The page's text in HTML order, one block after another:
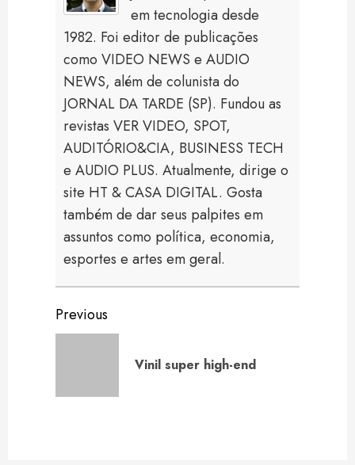
em tecnologia desde
1982. Foi editor de publicações
como VIDEO NEWS e AUDIO
NEWS, além de colunista do
JORNAL DA TARDE (SP). Fundou as
revistas VER VIDEO, SPOT,
AUDITÓRIO&CIA, BUSINESS TECH
e AUDIO PLUS. Atualmente, dirige o
site HT & CASA DIGITAL. Gosta
também de dar seus palpites em
assuntos como política, economia,
esportes e artes em geral.
Continue
Previous
Vinil super high-end